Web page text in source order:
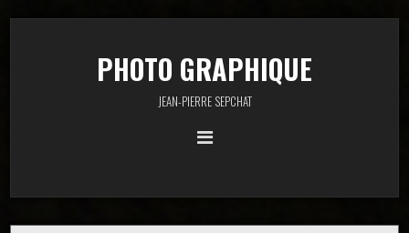
PHOTO GRAPHIQUE
JEAN-PIERRE SEPCHAT